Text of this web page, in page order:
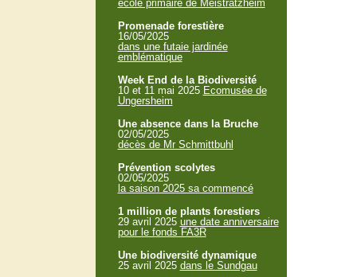
école primaire de Meistratzheim
Promenade forestière
16/05/2025
dans une futaie jardinée
emblématique
Week End de la Biodiversité
10 et 11 mai 2025 Ecomusée de
Ungersheim
Une absence dans la Bruche
02/05/2025
décès de Mr Schmittbuhl
Prévention scolytes
02/05/2025
la saison 2025 sa commencé
1 million de plants forestiers
29 avril 2025 une date anniversaire
pour le fonds FA3R
Une biodiversité dynamique
25 avril 2025 dans le Sundgau